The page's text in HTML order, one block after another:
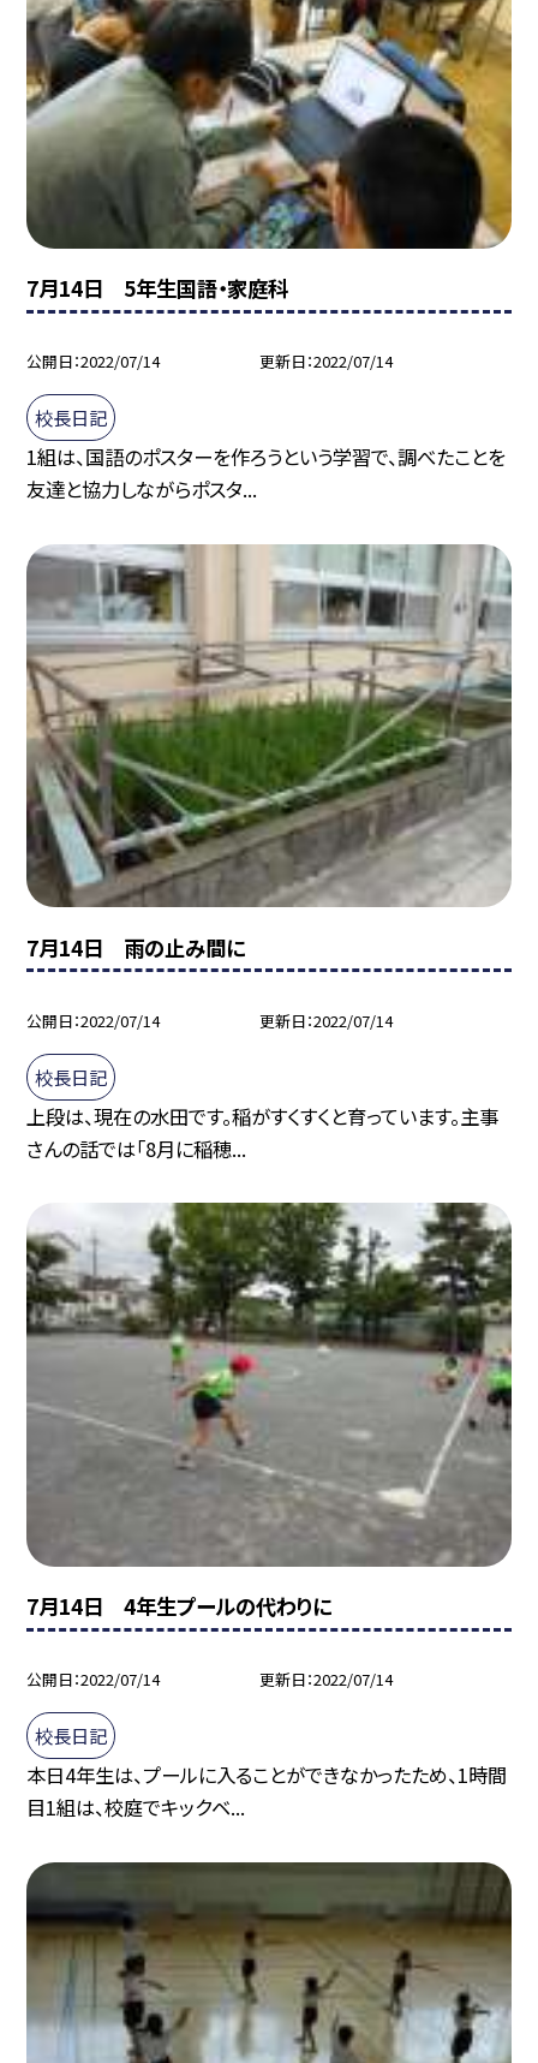
7月14日 5年生国語・家庭科
公開日 2022/07/14 更新日 2022/07/14
校長日記
1組は、国語のポスターを作ろうという学習で、調べたことを
友達と協力しながらポスタ...
7月14日 雨の止み間に
公開日 2022/07/14 更新日 2022/07/14
校長日記
上段は、現在の水田です。稲がすくすくと育っています。主事
さんの話では「8月に稲穂...
7月14日 4年生プールの代わりに
公開日 2022/07/14 更新日 2022/07/14
校長日記
本日4年生は、プールに入ることができなかったため、1時間
目1組は、校庭でキックベ...